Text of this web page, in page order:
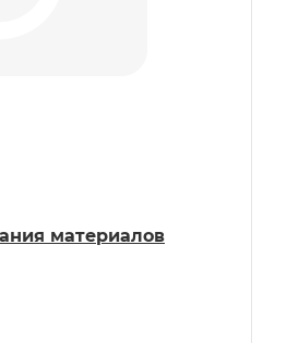
материалов